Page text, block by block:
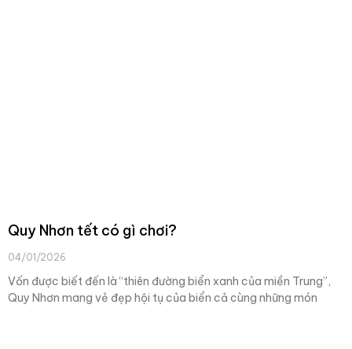
Quy Nhơn tết có gì chơi?
04/01/2026
Vốn được biết đến là “thiên đường biển xanh của miền Trung”,
Quy Nhơn mang vẻ đẹp hội tụ của biển cả cùng những món